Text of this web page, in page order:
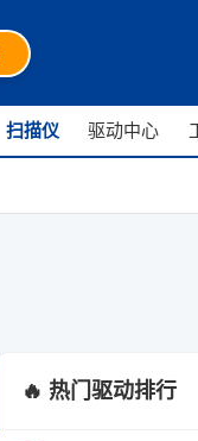
扫描仪 驱动中心
🔥 热门驱动排行